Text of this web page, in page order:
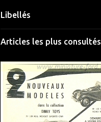
Libellés
Articles les plus consultés